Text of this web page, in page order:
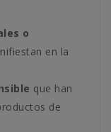
o
en la
que han
de